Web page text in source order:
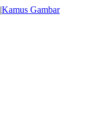
|Kamus Gambar